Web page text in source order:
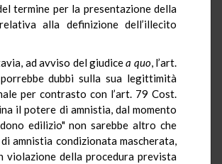
termine per la presentazione della
alla definizione dell’illecito
ad avviso del giudicea quo, l’art.
dubbi sulla sua legittimità
per contrasto con l’art. 79 Cost.
il potere di amnistia, dal momento
edilizio" non sarebbe altro che
amnistia condizionata mascherata,
violazione della procedura prevista